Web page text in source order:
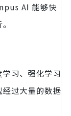
AI 能够快
习、强化学习
过大量的数据